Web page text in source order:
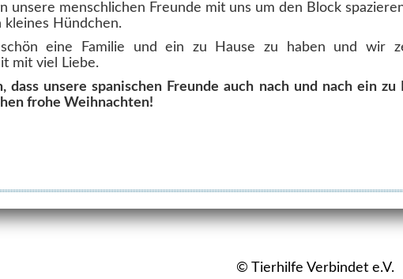
unsere menschlichen Freunde mit uns um den Block
Hündchen.
eine Familie und ein zu Hause zu haben und wir
mit viel Liebe.
dass unsere spanischen Freunde auch nach und nach ein zu
frohe Weihnachten!
© Tierhilfe Verbindet e.V.